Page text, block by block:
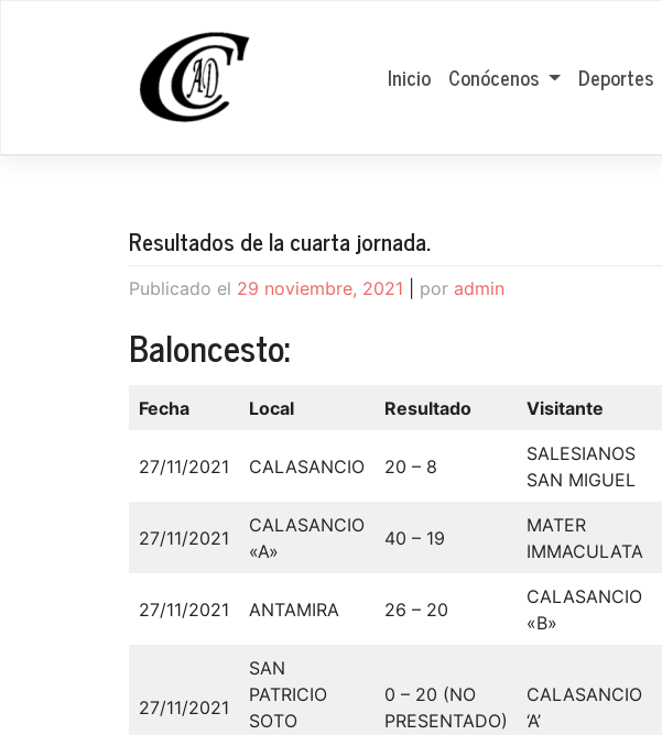
Inicio Conócenos Deportes
Resultados de la cuarta jornada.
Publicado el 29 noviembre, 2021 por admin
Baloncesto:
Fecha Local Resultado Visitante
27/11/2021 CALASANCIO 20 – 8
SALESIANOS
SAN MIGUEL
27/11/2021
CALASANCIO
«A»
40 – 19
MATER
IMMACULATA
27/11/2021 ANTAMIRA 26 – 20
CALASANCIO
«B»
27/11/2021
SAN
PATRICIO
SOTO
0 – 20 (NO
PRESENTADO)
CALASANCIO
‘A’